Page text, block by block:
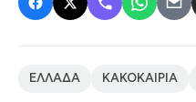
ΕΛΛΑΔΑ ΚΑΚΟΚΑΙΡΙΑ